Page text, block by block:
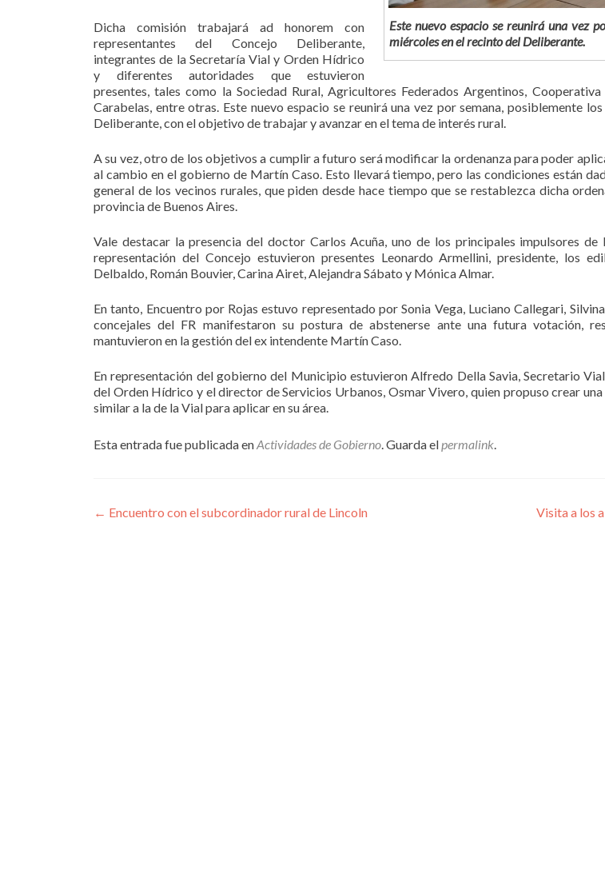
Este nuevo espacio se reunirá una vez
miércoles en el recinto del Deliberante.
Dicha comisión trabajará ad honorem con
representantes del Concejo Deliberante,
integrantes de la Secretaría Vial y Orden Hídrico
y diferentes autoridades que estuvieron
presentes, tales como la Sociedad Rural, Agricultores Federados Argentinos,
Carabelas, entre otras. Este nuevo espacio se reunirá una vez por semana, posiblemente
Deliberante, con el objetivo de trabajar y avanzar en el tema de interés rural.
A su vez, otro de los objetivos a cumplir a futuro será modificar la ordenanza para poder
al cambio en el gobierno de Martín Caso. Esto llevará tiempo, pero las condiciones están
general de los vecinos rurales, que piden desde hace tiempo que se restablezca dicha
provincia de Buenos Aires.
Vale destacar la presencia del doctor Carlos Acuña, uno de los principales impulsores de
representación del Concejo estuvieron presentes Leonardo Armellini, presidente, los
Delbaldo, Román Bouvier, Carina Airet, Alejandra Sábato y Mónica Almar.
En tanto, Encuentro por Rojas estuvo representado por Sonia Vega, Luciano Callegari,
concejales del FR manifestaron su postura de abstenerse ante una futura votación,
mantuvieron en la gestión del ex intendente Martín Caso.
En representación del gobierno del Municipio estuvieron Alfredo Della Savia, Secretario
del Orden Hídrico y el director de Servicios Urbanos, Osmar Vivero, quien propuso crear
similar a la de la Vial para aplicar en su área.
Esta entrada fue publicada enActividades de Gobierno. Guarda elpermalink.
Navegación
← Encuentro con el subcordinador rural de Lincoln Visita a los